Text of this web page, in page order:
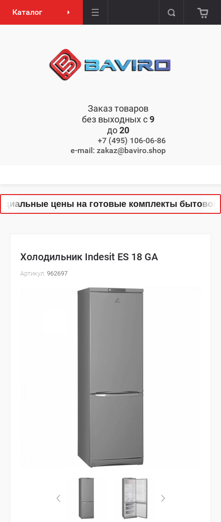
Каталог
Заказ товаров
без выходных с9
до20
+7 (495) 106-06-86
e-mail: zakaz@baviro.shop
цены на готовые комплекты бытовой
Холодильник Indesit ES 18 GA
Артикул: 962697